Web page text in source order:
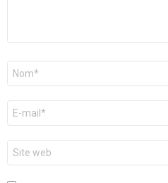
Nom
E-
mail
*
Site
web